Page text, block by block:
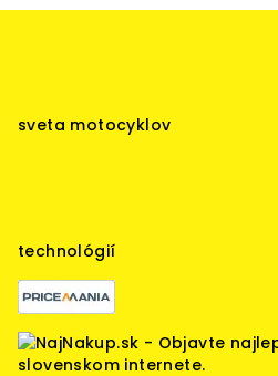
sveta motocyklov
technológií